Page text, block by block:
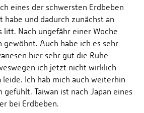
eines der schwersten Erdbeben
habe und dadurch zunächst an
litt. Nach ungefähr einer Woche
gewöhnt. Auch habe ich es sehr
hier sehr gut die Ruhe
ich jetzt nicht wirklich
leide. Ich hab mich auch weiterhin
gefühlt. Taiwan ist nach Japan eines
bei Erdbeben.